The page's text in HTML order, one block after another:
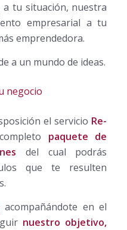
tu situación, nuestra
empresarial a tu
emprendedora.
a un mundo de ideas.
el servicio Re-
paquete de
del cual podrás
que te resulten
acompañándote en el
nuestro objetivo,